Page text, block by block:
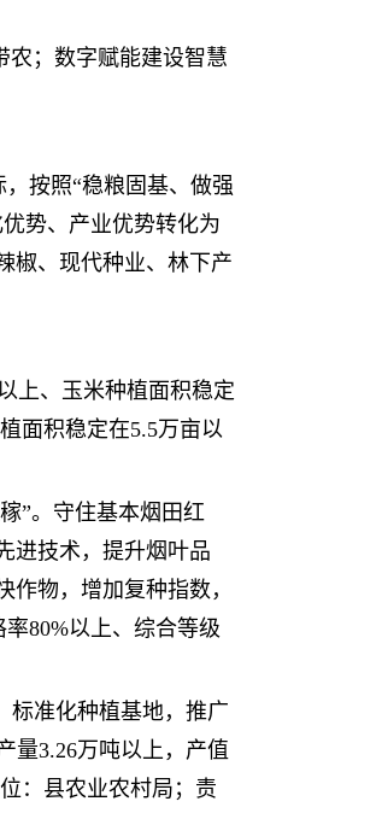
农；数字赋能建设智慧
按照“稳粮固基、做强
势、产业优势转化为
椒、现代种业、林下产
上、玉米种植面积稳定
面积稳定在5.5万亩以
”。守住基本烟田红
进技术，提升烟叶品
物，增加复种指数，
80%以上、综合等级
标准化种植基地，推广
量3.26万吨以上，产值
：县农业农村局；责